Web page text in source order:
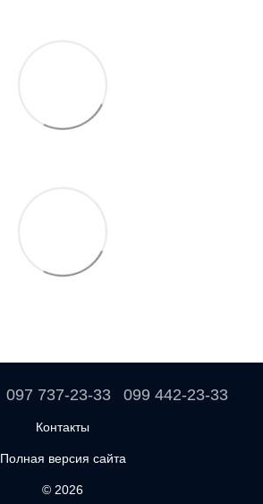
097 737-23-33 099 442-23-33
Контакты
Полная версия сайта
© 2026